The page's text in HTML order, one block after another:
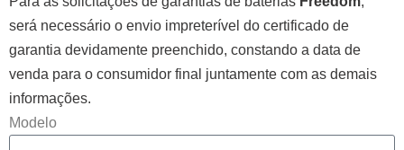
será necessário o envio impreterível do certificado de
garantia devidamente preenchido, constando a data de
venda para o consumidor final juntamente com as demais
informações.
Modelo